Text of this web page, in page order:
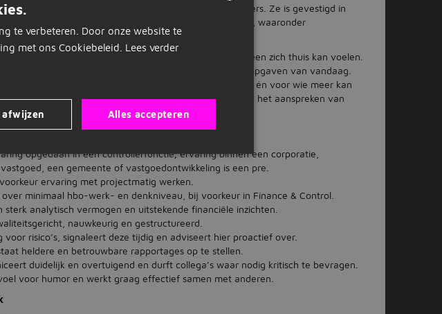
is een woningcorporatie en telt inmiddels 150 medewerkers. Ze is gevestigd in
beheert circa 11.500 woningen in de regio Drechtsteden, waaronder
en Alblasserdam.
bouwt met passie en compassie aan buurten waar iedereen zich thuis kan voelen.
in de samenleving en speelt in op de grote, complexe opgaven van vandaag.
inclusieve wijken, met ruimte voor wie kwetsbaar is én voor wie meer kan
om oprechte relaties, transparante communicatie en het aanspreken van
opgedaan in een controllerfunctie; ervaring binnen een corporatie,
een gemeente of vastgoedontwikkeling is een pre.
ervaring met projectmatig werken.
over minimaal hbo-werk- en denkniveau, bij voorkeur in Finance & Control.
sterk analytisch vermogen en uitstekende financiële inzichten.
nauwkeurig en gestructureerd.
voor risico’s, signaleert deze tijdig en adviseert hier proactief over.
heldere en betrouwbare rapportages op te stellen.
duidelijk en overtuigend en durft collega’s waar nodig kritisch te bevragen.
voor humor en werkt graag effectief samen met anderen.
te verbeteren. Door onze website te
met ons Cookiebeleid. Lees verder
Alles accepteren
afwijzen